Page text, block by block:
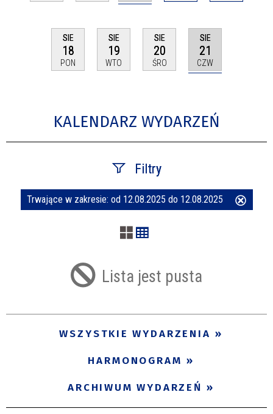
SIE
18
PON
SIE
19
WTO
SIE
20
ŚRO
SIE
21
CZW
KALENDARZ WYDARZEŃ
Filtry
Szukana fraza
Trwające w zakresie: od 12.08.2025 do 12.08.2025
Lista jest pusta
WSZYSTKIE WYDARZENIA
HARMONOGRAM
ARCHIWUM WYDARZEŃ